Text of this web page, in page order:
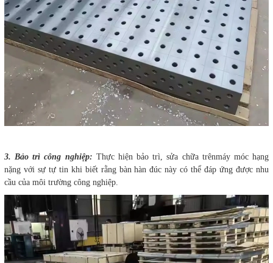
3. Bảo trì công nghiệp: Thực hiện bảo trì, sửa chữa trênmáy móc hạng
nặng với sự tự tin khi biết rằng bàn hàn đúc này có thể đáp ứng được nhu
cầu của môi trường công nghiệp.